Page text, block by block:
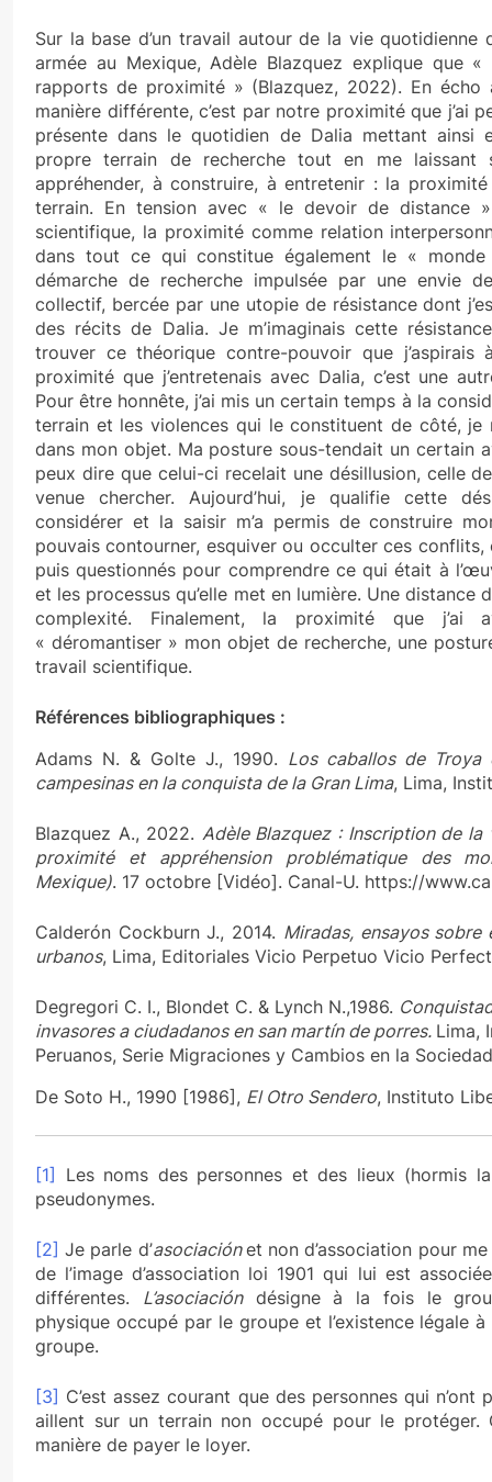
Sur la base d’un travail autour de la vie quotidienne
armée au Mexique, Adèle Blazquez explique que «
rapports de proximité » (Blazquez, 2022). En
manière différente, c’est par notre proximité que j’ai
présente dans le quotidien de Dalia mettant ainsi
propre terrain de recherche tout en me laissant
appréhender, à construire, à entretenir : la
terrain. En tension avec « le devoir de distance
scientifique, la proximité comme relation
dans tout ce qui constitue également le « monde
démarche de recherche impulsée par une envie
collectif, bercée par une utopie de résistance dont
des récits de Dalia. Je m’imaginais cette
trouver ce théorique contre-pouvoir que
proximité que j’entretenais avec Dalia, c’est une
Pour être honnête, j’ai mis un certain temps à la
terrain et les violences qui le constituent de côté, je
dans mon objet. Ma posture sous-tendait un certain
peux dire que celui-ci recelait une désillusion, celle
venue chercher. Aujourd’hui, je qualifie cette
considérer et la saisir m’a permis de construire
pouvais contourner, esquiver ou occulter ces
puis questionnés pour comprendre ce qui était à
et les processus qu’elle met en lumière. Une distance
complexité. Finalement, la proximité que j’ai
« déromantiser » mon objet de recherche, une
travail scientifique.
Références bibliographiques :
Adams N. & Golte J., 1990. Los caballos de Troya
campesinas en la conquista de la Gran Lima, Lima,
Blazquez A., 2022. Adèle Blazquez : Inscription de
proximité et appréhension problématique des
Mexique). 17 octobre [Vidéo]. Canal-U. https://
Calderón Cockburn J., 2014. Miradas, ensayos
urbanos, Lima, Editoriales Vicio Perpetuo Vicio
Degregori C. I., Blondet C. & Lynch N.,1986.
invasores a ciudadanos en san martín de porres. Lima,
Peruanos, Serie Migraciones y Cambios en la
De Soto H., 1990 [1986], El Otro Sendero, Instituto
[1] Les noms des personnes et des lieux (hormis
pseudonymes.
[2] Je parle d’asociaciónet non d’association pour
de l’image d’association loi 1901 qui lui est
différentes. L’asociacióndésigne à la fois le
physique occupé par le groupe et l’existence légale
groupe.
[3] C’est assez courant que des personnes qui
aillent sur un terrain non occupé pour le protéger.
manière de payer le loyer.